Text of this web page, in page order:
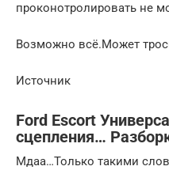
проконотролировать не
Возможно всё.Может
Источник
Ford Escort
сцепления…
Мдаа…Только такими